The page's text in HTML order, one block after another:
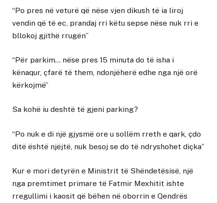
“Po pres në veturë që nëse vjen dikush të ia liroj
vendin që të ec, prandaj rri këtu sepse nëse nuk rri e
bllokoj gjithë rrugën”
“Për parkim… nëse pres 15 minuta do të isha i
kënaqur, çfarë të them, ndonjëherë edhe nga një orë
kërkojmë”
Sa kohë iu deshtë të gjeni parking?
“Po nuk e di një gjysmë ore u sollëm rreth e qark, çdo
ditë është njëjtë, nuk besoj se do të ndryshohet diçka”
Kur e mori detyrën e Ministrit të Shëndetësisë, një
nga premtimet primare të Fatmir Mexhitit ishte
rregullimi i kaosit që bëhen në oborrin e Qendrës